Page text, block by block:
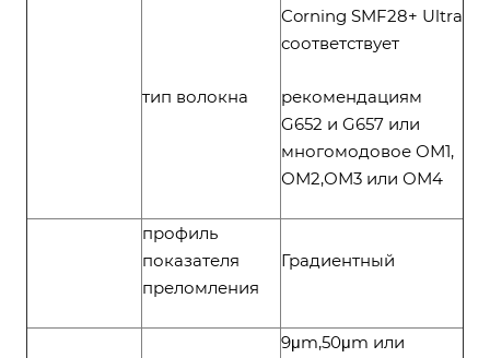
тип волокна
Corning SMF28+ Ultra
соответствует
рекомендациям
G652 и G657 или
многомодовое ОМ1,
ОМ2,ОМ3 или ОМ4
профиль
показателя
преломления
Градиентный
9μm,50μm или